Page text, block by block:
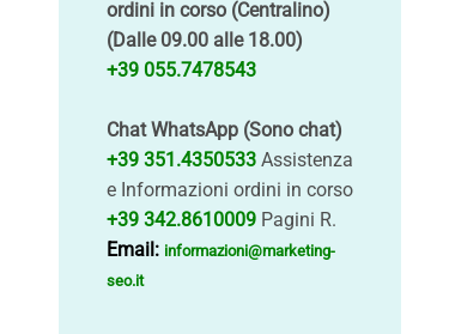
ordini in corso (Centralino)
(Dalle 09.00 alle 18.00)
+39 055.7478543
Chat WhatsApp (Sono chat)
+39 351.4350533 Assistenza
e Informazioni ordini in corso
+39 342.8610009 Pagini R.
Email: informazioni@marketing-
seo.it